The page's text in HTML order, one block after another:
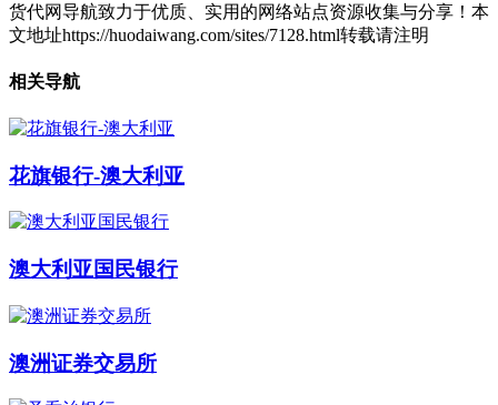
货代网导航致力于优质、实用的网络站点资源收集与分享！ 本
文地址https://huodaiwang.com/sites/7128.html转载请注明
相关导航
花旗银行-澳大利亚
澳大利亚国民银行
澳洲证券交易所